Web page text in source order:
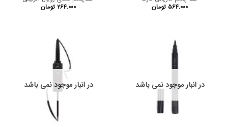
۵۶۴.۰۰۰ تومان
۲۶۴.۰۰۰ تومان
در انبار موجود نمی باشد در انبار موجود نمی باشد